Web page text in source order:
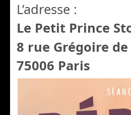
L’adresse :
Le Petit Prince
8 rue Grégoire de
75006 Paris